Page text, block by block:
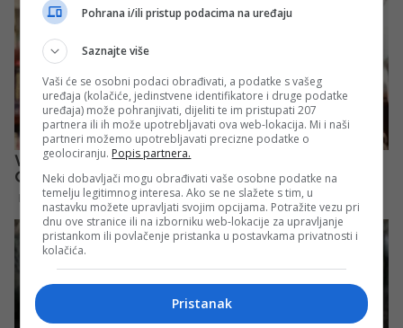
Pohrana i/ili pristup podacima na uređaju
Saznajte više
Vaši će se osobni podaci obrađivati, a podatke s vašeg
uređaja (kolačiće, jedinstvene identifikatore i druge podatke
uređaja) može pohranjivati, dijeliti te im pristupati 207
partnera ili ih može upotrebljavati ova web-lokacija. Mi i naši
partneri možemo upotrebljavati precizne podatke o
geolociranju. Popis partnera.
Neki dobavljači mogu obrađivati vaše osobne podatke na
temelju legitimnog interesa. Ako se ne slažete s tim, u
nastavku možete upravljati svojim opcijama. Potražite vezu pri
dnu ove stranice ili na izborniku web-lokacije za upravljanje
pristankom ili povlačenje pristanka u postavkama privatnosti i
kolačića.
Pristanak